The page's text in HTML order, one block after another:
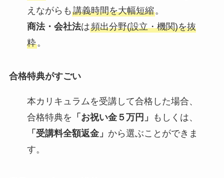
えながらも 講義時間を大幅短縮。
商法・会社法は頻出分野(設立・機関)を抜
粋。
合格特典がすごい
本カリキュラムを受講して合格した場合、
合格特典を 「お祝い金５万円」
もしくは、
「受講料全額返金」 から選ぶことができま
す。